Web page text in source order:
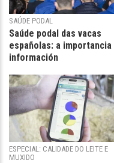
SAÚDE PODAL
Saúde podal das vacas
españolas: a importancia
información
ESPECIAL: CALIDADE DO LEITE E
MUXIDO